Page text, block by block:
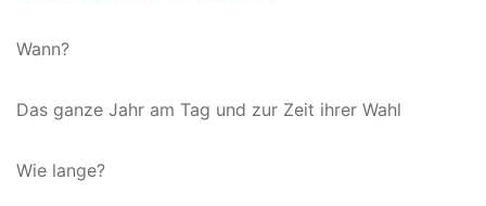
Wann?
Das ganze Jahr am Tag und zur Zeit ihrer Wahl
Wie lange?